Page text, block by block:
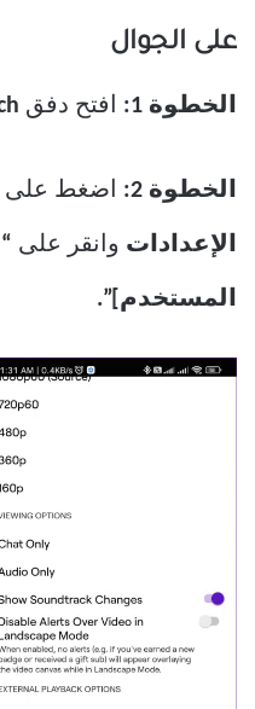
على الجوال
الخطوة 1: افتح دفق
الخطوة 2: اضغط على
الإعدادات وانقر على
المستخدم]”.